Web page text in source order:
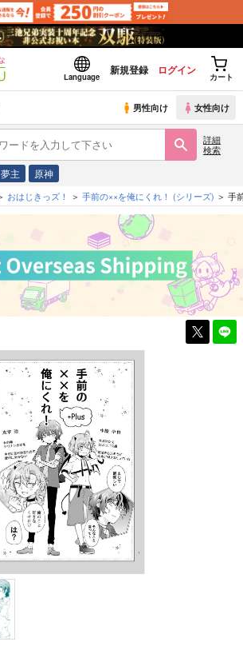
Language
新規登録 ログイン
カート
男性向け 女性向け
詳細
検索
夢主 原神
おはじきっズ！ 手前の××を俺にくれ！ (シリーズ) 手